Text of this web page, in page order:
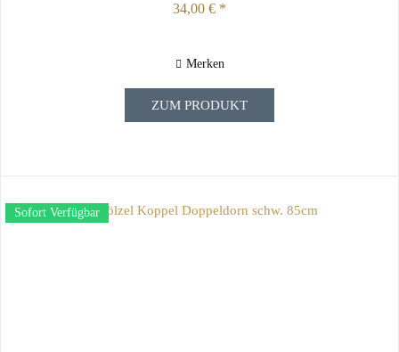
34,00 € *
Merken
ZUM PRODUKT
Sofort Verfügbar